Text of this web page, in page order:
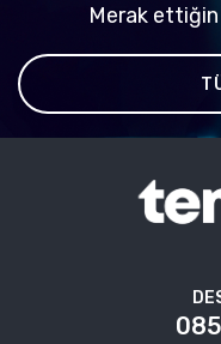
Merak ettiğin